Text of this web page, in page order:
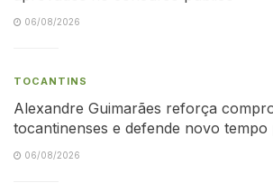
06/08/2026
TOCANTINS
Alexandre Guimarães reforça
tocantinenses e defende novo tempo
06/08/2026